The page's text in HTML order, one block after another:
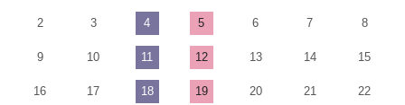
2 3 4 5 6 7 8
9 10 11 12 13 14 15
16 17 18 19 20 21 22